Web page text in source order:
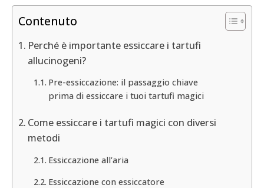
Contenuto
Perché è importante essiccare i tartufi
allucinogeni?
Pre-essiccazione: il passaggio chiave
prima di essiccare i tuoi tartufi magici
Come essiccare i tartufi magici con diversi
metodi
Essiccazione all’aria
Essiccazione con essiccatore